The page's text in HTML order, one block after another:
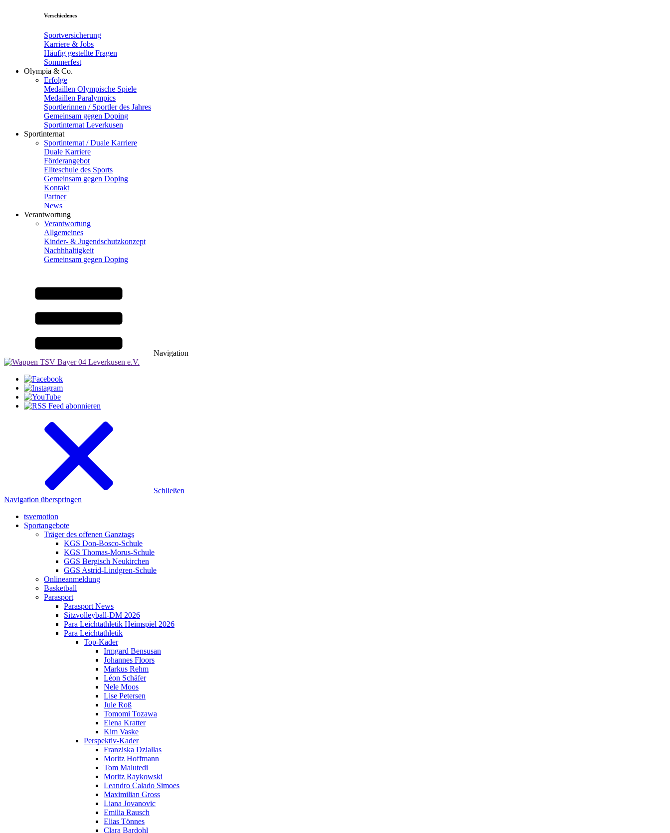
Verschiedenes
Sportversicherung
Karriere & Jobs
Häufig gestellte Fragen
Sommerfest
Olympia & Co.
Erfolge
Medaillen Olympische Spiele
Medaillen Paralympics
Sportlerinnen / Sportler des Jahres
Gemeinsam gegen Doping
Sportinternat Leverkusen
Sportinternat
Sportinternat / Duale Karriere
Duale Karriere
Förderangebot
Eliteschule des Sports
Gemeinsam gegen Doping
Kontakt
Partner
News
Verantwortung
Verantwortung
Allgemeines
Kinder- & Jugendschutzkonzept
Nachhhaltigkeit
Gemeinsam gegen Doping
Navigation
Schließen
Navigation überspringen
tsvemotion
Sportangebote
Träger des offenen Ganztags
KGS Don-Bosco-Schule
KGS Thomas-Morus-Schule
GGS Bergisch Neukirchen
GGS Astrid-Lindgren-Schule
Onlineanmeldung
Basketball
Parasport
Parasport News
Sitzvolleyball-DM 2026
Para Leichtathletik Heimspiel 2026
Para Leichtathletik
Top-Kader
Irmgard Bensusan
Johannes Floors
Markus Rehm
Léon Schäfer
Nele Moos
Lise Petersen
Jule Roß
Tomomi Tozawa
Elena Kratter
Kim Vaske
Perspektiv-Kader
Franziska Dziallas
Moritz Hoffmann
Tom Malutedi
Moritz Raykowski
Leandro Calado Simoes
Maximilian Gross
Liana Jovanovic
Emilia Rausch
Elias Tönnes
Clara Bardohl